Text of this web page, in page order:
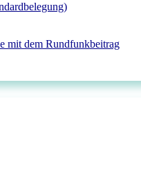
mit dem Rundfunkbeitrag